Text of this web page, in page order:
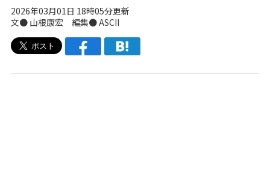
2026年03月01日 18時05分更新
文● 山根康宏 編集● ASCII